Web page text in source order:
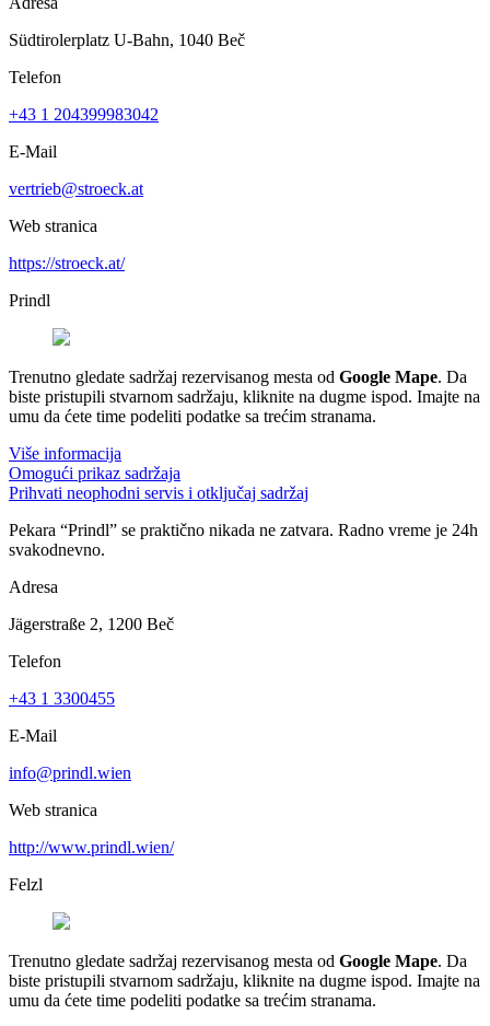
Südtirolerplatz U-Bahn, 1040 Beč
Telefon
+43 1 204399983042
E-Mail
vertrieb@stroeck.at
Web stranica
https://stroeck.at/
Prindl
Trenutno gledate sadržaj rezervisanog mesta od Google Mape. Da
biste pristupili stvarnom sadržaju, kliknite na dugme ispod. Imajte na
umu da ćete time podeliti podatke sa trećim stranama.
Više informacija
Omogući prikaz sadržaja
Prihvati neophodni servis i otključaj sadržaj
Pekara “Prindl” se praktično nikada ne zatvara. Radno vreme je 24h
svakodnevno.
Adresa
Jägerstraße 2, 1200 Beč
Telefon
+43 1 3300455
E-Mail
info@prindl.wien
Web stranica
http://www.prindl.wien/
Felzl
Trenutno gledate sadržaj rezervisanog mesta od Google Mape. Da
biste pristupili stvarnom sadržaju, kliknite na dugme ispod. Imajte na
umu da ćete time podeliti podatke sa trećim stranama.